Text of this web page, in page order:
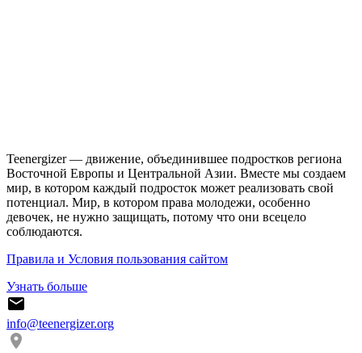
Teenergizer — движение, объединившее подростков региона
Восточной Европы и Центральной Азии. Вместе мы создаем
мир, в котором каждый подросток может реализовать свой
потенциал. Мир, в котором права молодежи, особенно
девочек, не нужно защищать, потому что они всецело
соблюдаются.
Правила и Условия пользования сайтом
Узнать больше
info@teenergizer.org